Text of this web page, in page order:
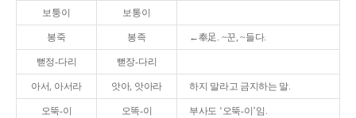
보퉁이 보통이
봉죽 봉족 ←奉足. ~꾼, ~들다.
뻗정-다리 뻗장-다리
아서, 아서라 앗아, 앗아라 하지 말라고 금지하는 말.
오뚝-이 오똑-이 부사도 ‘오뚝-이’임.